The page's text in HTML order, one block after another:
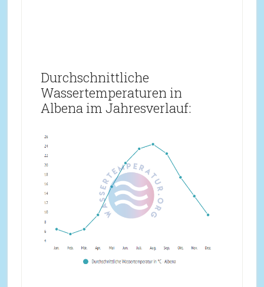
Durchschnittliche
Wassertemperaturen in
Albena im Jahresverlauf: